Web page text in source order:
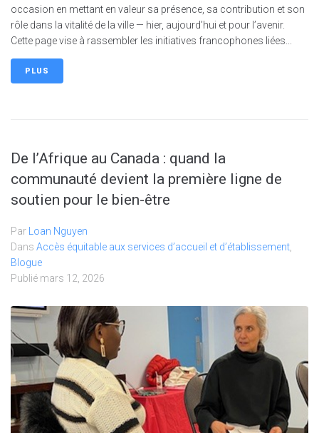
occasion en mettant en valeur sa présence, sa contribution et son
rôle dans la vitalité de la ville — hier, aujourd’hui et pour l’avenir.
Cette page vise à rassembler les initiatives francophones liées...
PLUS
De l’Afrique au Canada : quand la
communauté devient la première ligne de
soutien pour le bien-être
Par
Loan Nguyen
Dans Accès équitable aux services d’accueil et d’établissement
Blogue
Publié mars 12, 2026